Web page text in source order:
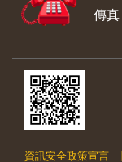
傳真
資訊安全政策宣言